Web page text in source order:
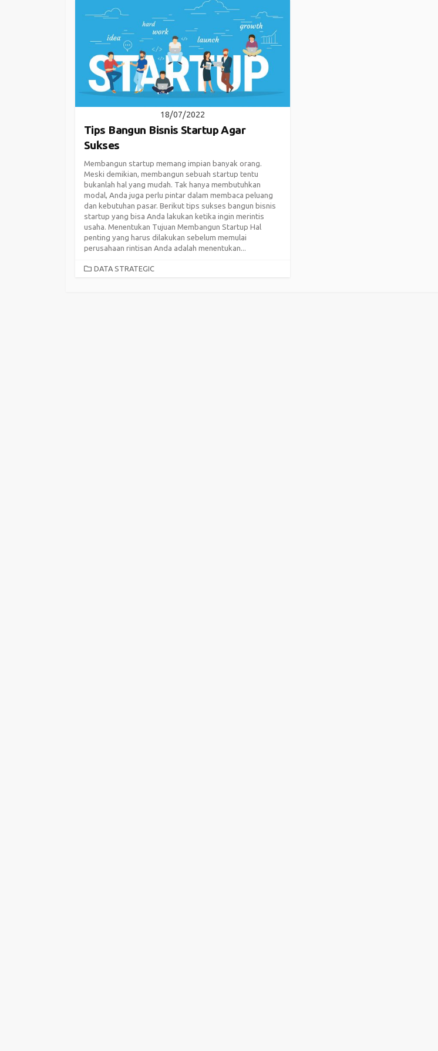
18/07/2022
Tips Bangun Bisnis Startup Agar
Sukses
Membangun startup memang impian banyak orang.
Meski demikian, membangun sebuah startup tentu
bukanlah hal yang mudah. Tak hanya membutuhkan
modal, Anda juga perlu pintar dalam membaca peluang
dan kebutuhan pasar. Berikut tips sukses bangun bisnis
startup yang bisa Anda lakukan ketika ingin merintis
usaha. Menentukan Tujuan Membangun Startup Hal
penting yang harus dilakukan sebelum memulai
perusahaan rintisan Anda adalah menentukan...
CATEGORIES
DATA STRATEGIC